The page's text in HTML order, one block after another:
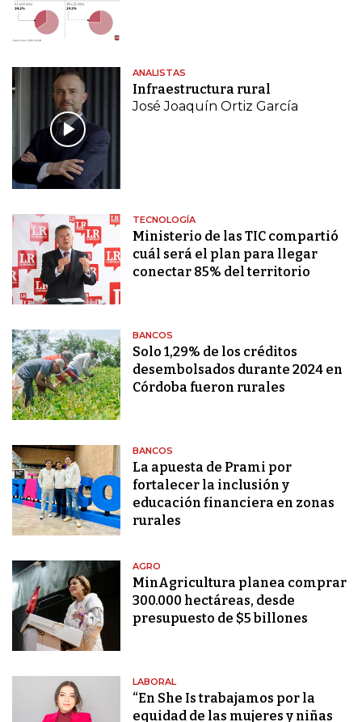
ANALISTAS
Infraestructura rural
José Joaquín Ortiz García
TECNOLOGÍA
Ministerio de las TIC compartió
cuál será el plan para llegar
conectar 85% del territorio
BANCOS
Solo 1,29% de los créditos
desembolsados durante 2024 en
Córdoba fueron rurales
BANCOS
La apuesta de Prami por
fortalecer la inclusión y
educación financiera en zonas
rurales
AGRO
MinAgricultura planea comprar
300.000 hectáreas, desde
presupuesto de $5 billones
LABORAL
“En She Is trabajamos por la
equidad de las mujeres y niñas